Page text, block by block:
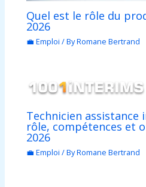
Quel est le rôle du
2026
💼 Emploi / ByRomane Bertrand
Technicien assistance
rôle, compétences et
2026
💼 Emploi / ByRomane Bertrand